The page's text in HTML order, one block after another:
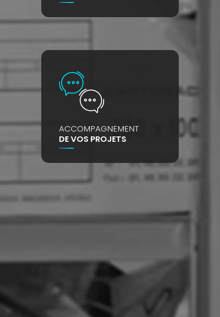
ACCOMPAGNEMENT
DE VOS PROJETS